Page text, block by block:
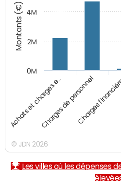
Montants (€)
Achats et charges e…Charges de personnel
Charges
0M
2M
4M
© JDN 2026
Les villes où les dépenses